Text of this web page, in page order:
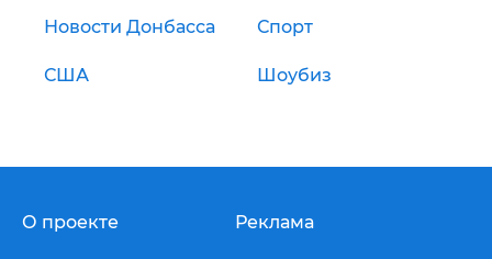
Новости Донбасса Спорт
США Шоубиз
О проекте Реклама